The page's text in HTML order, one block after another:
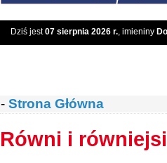
Dziś jest07 sierpnia 2026 r., imieniny
- Strona Główna
Równi i równiejsi